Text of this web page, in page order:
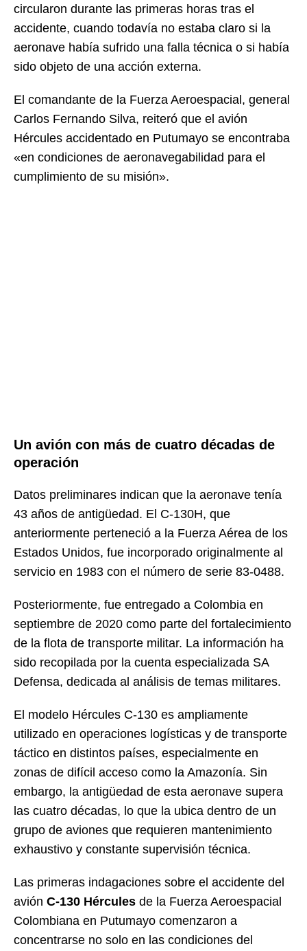
circularon durante las primeras horas tras el
accidente, cuando todavía no estaba claro si la
aeronave había sufrido una falla técnica o si había
sido objeto de una acción externa.
El comandante de la Fuerza Aeroespacial, general
Carlos Fernando Silva, reiteró que el avión
Hércules accidentado en Putumayo se encontraba
«en condiciones de aeronavegabilidad para el
cumplimiento de su misión».
Un avión con más de cuatro décadas de
operación
Datos preliminares indican que la aeronave tenía
43 años de antigüedad. El C-130H, que
anteriormente perteneció a la Fuerza Aérea de los
Estados Unidos, fue incorporado originalmente al
servicio en 1983 con el número de serie 83-0488.
Posteriormente, fue entregado a Colombia en
septiembre de 2020 como parte del fortalecimiento
de la flota de transporte militar. La información ha
sido recopilada por la cuenta especializada SA
Defensa, dedicada al análisis de temas militares.
El modelo Hércules C-130 es ampliamente
utilizado en operaciones logísticas y de transporte
táctico en distintos países, especialmente en
zonas de difícil acceso como la Amazonía. Sin
embargo, la antigüedad de esta aeronave supera
las cuatro décadas, lo que la ubica dentro de un
grupo de aviones que requieren mantenimiento
exhaustivo y constante supervisión técnica.
Las primeras indagaciones sobre el accidente del
avión C-130 Hércules de la Fuerza Aeroespacial
Colombiana en Putumayo comenzaron a
concentrarse no solo en las condiciones del